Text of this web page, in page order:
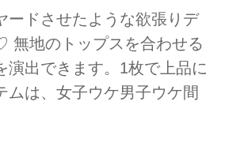
ードさせたような欲張りデ
無地のトップスを合わせる
演出できます。1枚で上品に
ムは、女子ウケ男子ウケ間